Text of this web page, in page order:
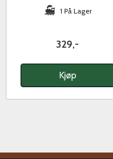
1 På Lager
329,-
Kjøp